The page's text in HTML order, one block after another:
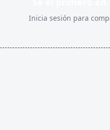
Inicia sesión para